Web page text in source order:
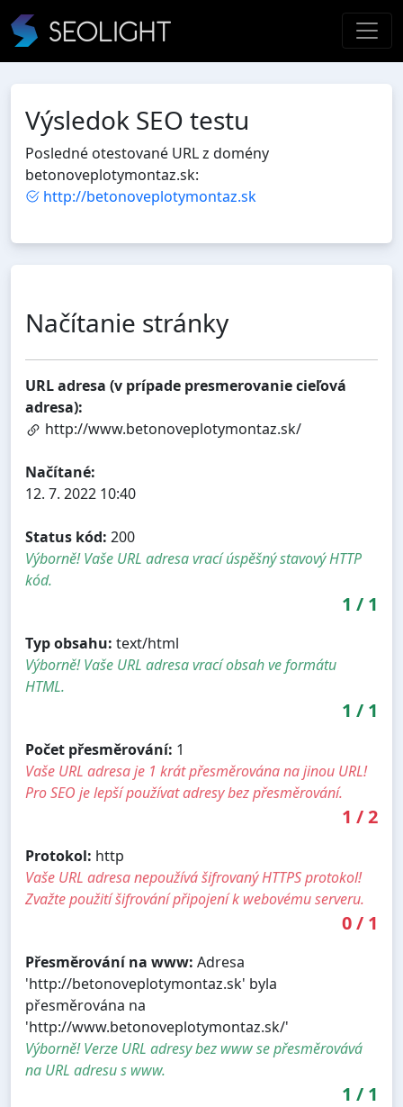
Výsledok SEO testu
Posledné otestované URL z domény
betonoveplotymontaz.sk:
http://betonoveplotymontaz.sk
Načítanie stránky
URL adresa (v prípade presmerovanie cieľová
adresa):
http://www.betonoveplotymontaz.sk/
Načítané:
12. 7. 2022 10:40
Status kód: 200
Výborně! Vaše URL adresa vrací úspěšný stavový HTTP
kód.
1 / 1
Typ obsahu: text/html
Výborně! Vaše URL adresa vrací obsah ve formátu
HTML.
1 / 1
Počet přesměrování: 1
Vaše URL adresa je 1 krát přesměrována na jinou URL!
Pro SEO je lepší používat adresy bez přesměrování.
1 /2
Protokol: http
Vaše URL adresa nepoužívá šifrovaný HTTPS protokol!
Zvažte použití šifrování připojení k webovému serveru.
0/ 1
Přesměrování na www: Adresa
'http://betonoveplotymontaz.sk' byla
přesměrována na
'http://www.betonoveplotymontaz.sk/'
Výborně! Verze URL adresy bez www se přesměrovává
na URL adresu s www.
1 / 1